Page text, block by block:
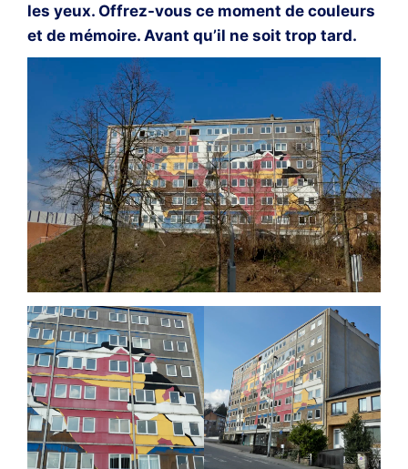
les yeux. Offrez-vous ce moment de couleurs
et de mémoire. Avant qu’il ne soit trop tard.